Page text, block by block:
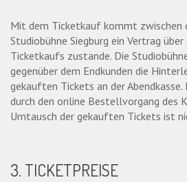
Mit dem Ticketkauf kommt zwischen
Studiobühne Siegburg ein Vertrag
Ticketkaufs zustande. Die
gegenüber dem Endkunden die
gekauften Tickets an der
durch den online Bestellvorgang des
Umtausch der gekauften Tickets ist
3. TICKETPREISE